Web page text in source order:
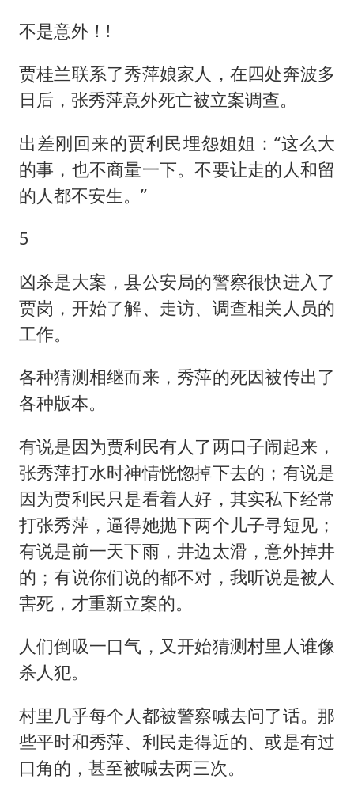
不是意外！!
贾桂兰联系了秀萍娘家人，在四处奔波多
日后，张秀萍意外死亡被立案调查。
出差刚回来的贾利民埋怨姐姐：“这么大
的事，也不商量一下。不要让走的人和留
的人都不安生。”
5
凶杀是大案，县公安局的警察很快进入了
贾岗，开始了解、走访、调查相关人员的
工作。
各种猜测相继而来，秀萍的死因被传出了
各种版本。
有说是因为贾利民有人了两口子闹起来，
张秀萍打水时神情恍惚掉下去的；有说是
因为贾利民只是看着人好，其实私下经常
打张秀萍，逼得她抛下两个儿子寻短见；
有说是前一天下雨，井边太滑，意外掉井
的；有说你们说的都不对，我听说是被人
害死，才重新立案的。
人们倒吸一口气，又开始猜测村里人谁像
杀人犯。
村里几乎每个人都被警察喊去问了话。那
些平时和秀萍、利民走得近的、或是有过
口角的，甚至被喊去两三次。